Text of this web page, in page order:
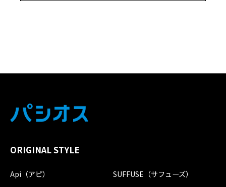
ORIGINAL STYLE
Api（アピ）
SUFFUSE（サフューズ）